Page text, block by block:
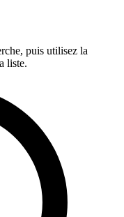
puis utilisez la
liste.